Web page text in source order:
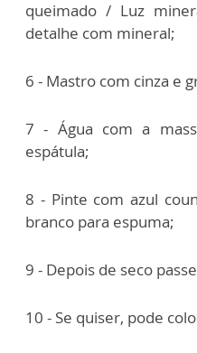
queimado / Luz
detalhe com mineral;
6 - Mastro com cinza e
7 - Água com a
espátula;
8 - Pinte com azul
branco para espuma;
9 - Depois de seco
10 - Se quiser, pode